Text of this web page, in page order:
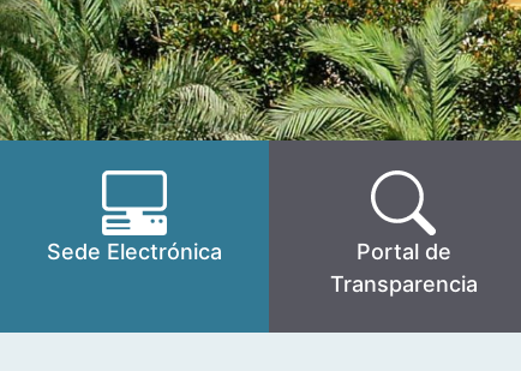
Sede Electrónica
Portal de
Transparencia